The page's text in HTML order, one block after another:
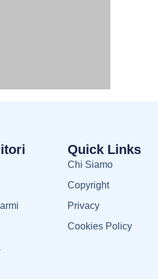
Quick Links
Chi Siamo
Copyright
Privacy
Cookies Policy